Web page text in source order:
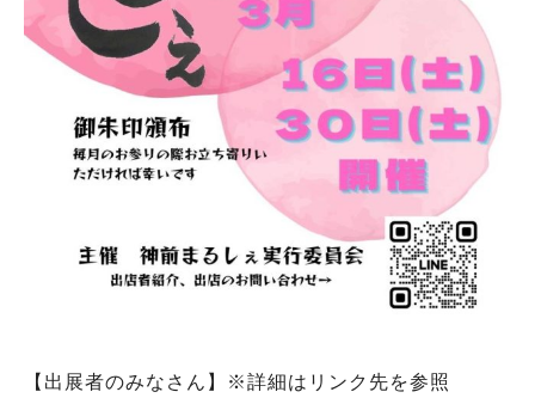
【出展者のみなさん】※詳細はリンク先を参照